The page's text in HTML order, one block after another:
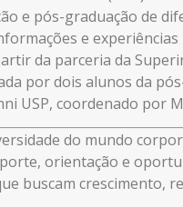
e pós-graduação de
e
da parceria da
por dois alunos da
USP, coordenado por
do mundo
orientação e
buscam crescimento,